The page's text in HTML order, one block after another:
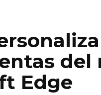
del
Edge